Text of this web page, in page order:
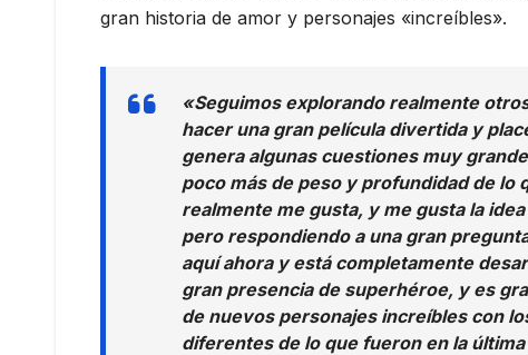
gran historia de amor y personajes «increíbles».
«Seguimos explorando realmente
hacer una gran película divertida y
genera algunas cuestiones muy
poco más de peso y profundidad de lo
realmente me gusta, y me gusta la
pero respondiendo a una gran
aquí ahora y está completamente
gran presencia de superhéroe, y es
de nuevos personajes increíbles con
diferentes de lo que fueron en la